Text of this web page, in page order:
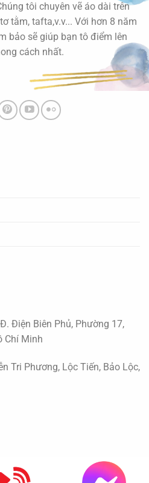
tôi chuyên vẽ áo dài trên
tằm, tafta,v.v... Với hơn 8 năm
bảo sẽ giúp bạn tô điểm lên
cách nhất.
Điện Biên Phủ, Phường 17,
Chí Minh
Tri Phương, Lộc Tiến, Bảo Lộc,